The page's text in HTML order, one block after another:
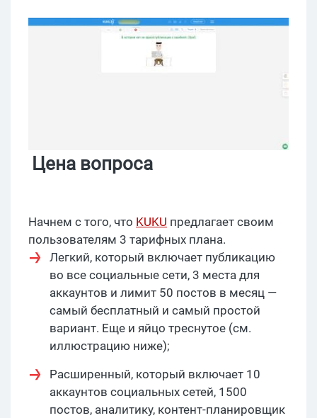
Цена вопроса
Начнем с того, что KUKU предлагает своим
пользователям 3 тарифных плана.
Легкий, который включает публикацию
во все социальные сети, 3 места для
аккаунтов и лимит 50 постов в месяц —
самый бесплатный и самый простой
вариант. Еще и яйцо треснутое (см.
иллюстрацию ниже);
Расширенный, который включает 10
аккаунтов социальных сетей, 1500
постов, аналитику, контент-планировщик